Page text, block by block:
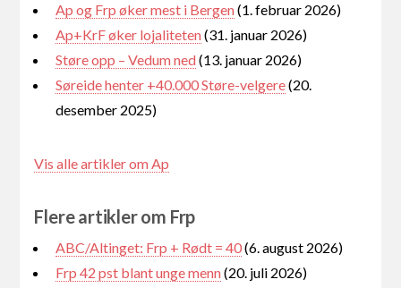
Ap og Frp øker mest i Bergen(1. februar 2026)
Ap+KrF øker lojaliteten(31. januar 2026)
Støre opp – Vedum ned(13. januar 2026)
Søreide henter +40.000 Støre-velgere(20.
desember 2025)
Vis alle artikler om Ap
Flere artikler om Frp
ABC/Altinget: Frp + Rødt = 40(6. august 2026)
Frp 42 pst blant unge menn(20. juli 2026)